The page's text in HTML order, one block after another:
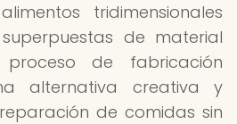
tridimensionales
de material
proceso de fabricación
alternativa creativa y
de comidas sin